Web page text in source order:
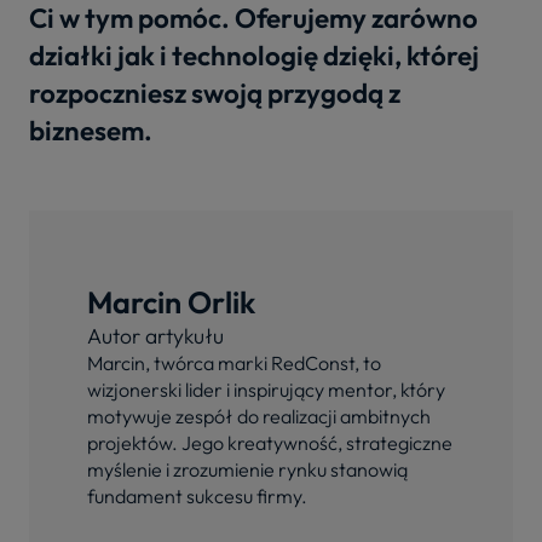
Ci w tym pomóc. Oferujemy zarówno
działki jak i technologię dzięki, której
rozpoczniesz swoją przygodą z
biznesem.
Marcin Orlik
Autor artykułu
Marcin, twórca marki RedConst, to
wizjonerski lider i inspirujący mentor, który
motywuje zespół do realizacji ambitnych
projektów. Jego kreatywność, strategiczne
myślenie i zrozumienie rynku stanowią
fundament sukcesu firmy.